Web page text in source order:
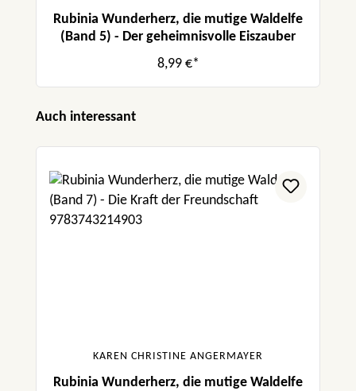
Rubinia Wunderherz, die mutige Waldelfe
(Band 5) - Der geheimnisvolle Eiszauber
8,99 €*
Produktgalerie überspringen
Auch interessant
KAREN CHRISTINE ANGERMAYER
Rubinia Wunderherz, die mutige Waldelfe